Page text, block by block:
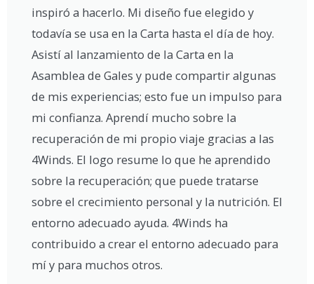
inspiró a hacerlo. Mi diseño fue elegido y
todavía se usa en la Carta hasta el día de hoy.
Asistí al lanzamiento de la Carta en la
Asamblea de Gales y pude compartir algunas
de mis experiencias; esto fue un impulso para
mi confianza. Aprendí mucho sobre la
recuperación de mi propio viaje gracias a las
4Winds. El logo resume lo que he aprendido
sobre la recuperación; que puede tratarse
sobre el crecimiento personal y la nutrición. El
entorno adecuado ayuda. 4Winds ha
contribuido a crear el entorno adecuado para
mí y para muchos otros.